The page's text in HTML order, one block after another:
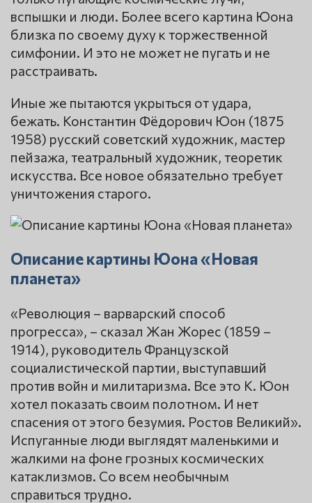
вспышки и люди. Более всего картина Юона
близка по своему духу к торжественной
симфонии. И это не может не пугать и не
расстраивать.
Иные же пытаются укрыться от удара,
бежать. Константин Фёдорович Юон (1875
1958) русский советский художник, мастер
пейзажа, театральный художник, теоретик
искусства. Все новое обязательно требует
уничтожения старого.
Описание картины Юона «Новая
планета»
«Революция – варварский способ
прогресса», – сказал Жан Жорес (1859 –
1914), руководитель Французской
социалистической партии, выступавший
против войн и милитаризма. Все это К. Юон
хотел показать своим полотном. И нет
спасения от этого безумия. Ростов Великий».
Испуганные люди выглядят маленькими и
жалкими на фоне грозных космических
катаклизмов. Со всем необычным
справиться трудно.